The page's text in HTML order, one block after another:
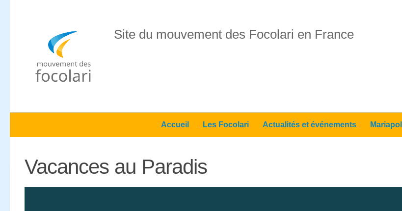
Site du mouvement des Focolari en France
Accueil Les Focolari Actualités et événements
Vacances au Paradis